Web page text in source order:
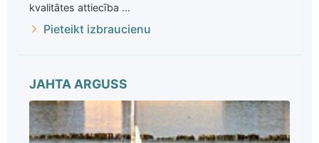
kvalitātes attiecība ...
Pieteikt izbraucienu
JAHTA ARGUSS